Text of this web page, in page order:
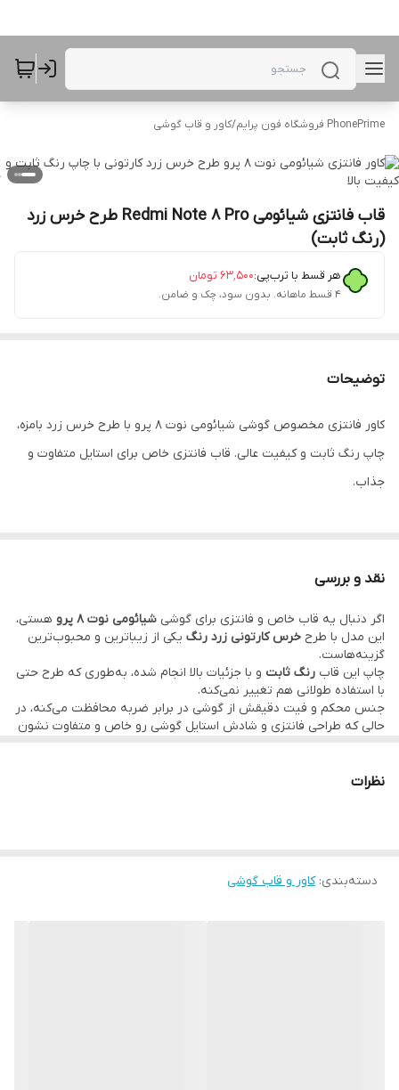
PhonePrime فروشگاه فون پرایم /کاور و قاب گوشی
قاب فانتزی شیائومی Redmi Note 8 Pro طرح خرس زرد
(رنگ ثابت)
هر قسط با ترب‌پی:۶۳٬۵۰۰ تومان
۴ قسط ماهانه. بدون سود، چک و ضامن.
توضیحات
کاور فانتزی مخصوص گوشی شیائومی نوت 8 پرو با طرح خرس زرد بامزه،
چاپ رنگ ثابت و کیفیت عالی. قاب فانتزی خاص برای استایل متفاوت و
جذاب.
نقد و بررسی
اگر دنبال یه قاب خاص و فانتزی برای گوشی شیائومی نوت 8 پرو
هستی،
این مدل با طرح خرس کارتونی زرد رنگ یکی از زیباترین و محبوب‌ترین
گزینه‌هاست.
چاپ این قاب رنگ ثابت و با جزئیات بالا انجام شده، به‌طوری که طرح حتی
با استفاده طولانی هم تغییر نمی‌کنه.
جنس محکم و فیت دقیقش از گوشی در برابر ضربه محافظت می‌کنه، در
حالی که طراحی فانتزی و شادش استایل گوشی رو خاص و متفاوت نشون
طرح فانتزی خرس کارتونی زرد رنگ
نظرات
دسته‌بندی:کاور و قاب گوشی